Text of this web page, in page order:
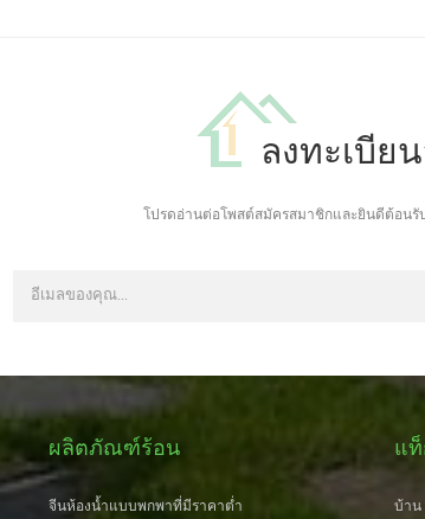
ลงทะเบีย
โปรดอ่านต่อโพสต์สมัครสมาชิกและยินดีต้อน
ผลิตภัณฑ์ร้อน
จีนห้องน้ำแบบพกพาที่มีราคาต่ำ
แ
บ้า